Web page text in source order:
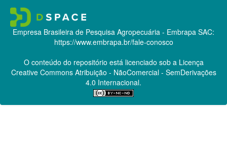
Empresa Brasileira de Pesquisa Agropecuária - Embrapa SAC:
https://www.embrapa.br/fale-conosco
O conteúdo do repositório está licenciado sob a Licença
Creative CommonsAtribuição - NãoComercial - SemDerivações
4.0 Internacional.